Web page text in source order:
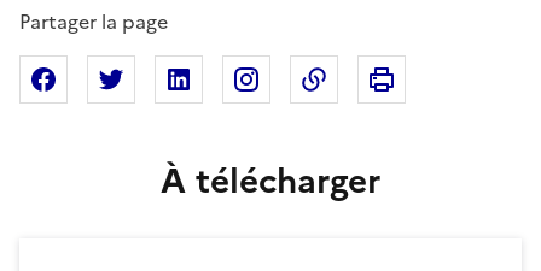
Partager la page
Partager sur Facebook
Partager sur XPartager sur Linkedin
Partager sur Instagram
Copier dans le
Imprimer cette
À télécharger